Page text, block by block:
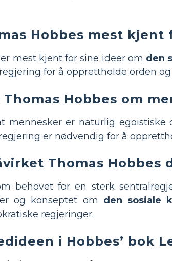
Hobbes mest kjent
mest kjent for sine ideer om den
for å opprettholde orden
Hobbes om
mennesker er naturlig
er nødvendig for å
Thomas Hobbes
behovet for en sterk
og konseptet om den sosiale
regjeringer.
i Hobbes’ bok